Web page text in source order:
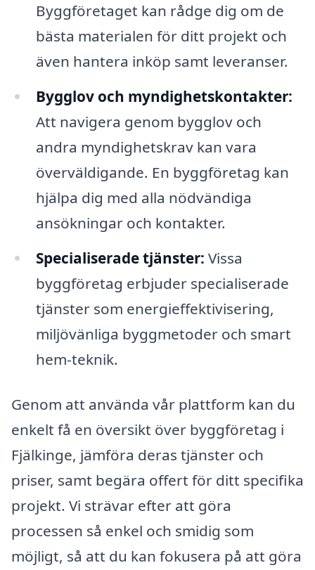
Byggföretaget kan rådge dig om de
bästa materialen för ditt projekt och
även hantera inköp samt leveranser.
Bygglov och myndighetskontakter:
Att navigera genom bygglov och
andra myndighetskrav kan vara
överväldigande. En byggföretag kan
hjälpa dig med alla nödvändiga
ansökningar och kontakter.
Specialiserade tjänster: Vissa
byggföretag erbjuder specialiserade
tjänster som energieffektivisering,
miljövänliga byggmetoder och smart
hem-teknik.
Genom att använda vår plattform kan du
enkelt få en översikt över byggföretag i
Fjälkinge, jämföra deras tjänster och
priser, samt begära offert för ditt specifika
projekt. Vi strävar efter att göra
processen så enkel och smidig som
möjligt, så att du kan fokusera på att göra